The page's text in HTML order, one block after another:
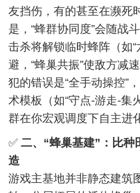
友挡伤，有的甚至在濒死
是，“蜂群协同度”会随
击杀将解锁临时蜂阵（如
避，“蜂巢共振”使敌方减
犯的错误是“全手动操控”
术模板（如“守点-游走-集
群在你宏观调度下自主进
✅二、“蜂巢基建”：比种
造
游戏主基地并非静态建筑